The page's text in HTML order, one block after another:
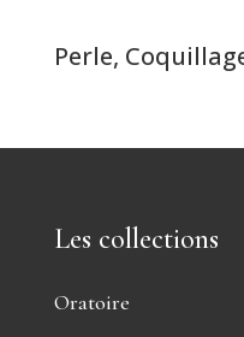
Perle,
Les collections
Oratoire